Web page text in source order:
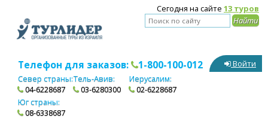
Сегодня на сайте 13 туров
Телефон для заказов: 1-800-100-012
Север страны:
04-6228687
Тель-Авив:
03-6280300
Иерусалим:
02-6228687
Юг страны:
08-6338687
Войти